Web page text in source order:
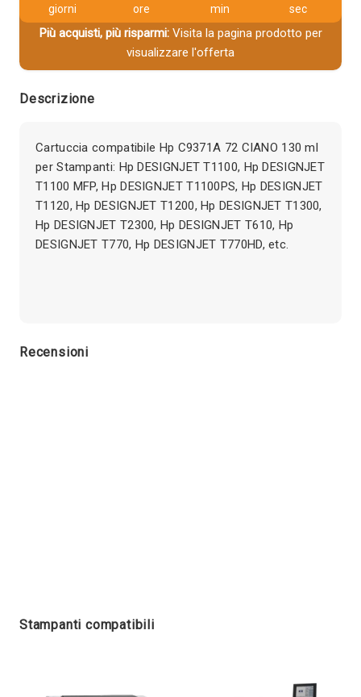
giorni ore min sec
Più acquisti, più risparmi:Visita la pagina prodotto per
visualizzare l'offerta
Descrizione
Cartuccia compatibile Hp C9371A 72 CIANO 130 ml
per Stampanti: Hp DESIGNJET T1100, Hp DESIGNJET
T1100 MFP, Hp DESIGNJET T1100PS, Hp DESIGNJET
T1120, Hp DESIGNJET T1200, Hp DESIGNJET T1300,
Hp DESIGNJET T2300, Hp DESIGNJET T610, Hp
DESIGNJET T770, Hp DESIGNJET T770HD, etc.
Recensioni
Stampanti compatibili